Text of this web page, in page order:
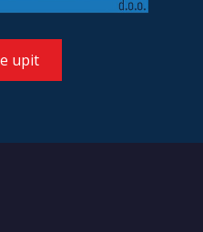
upit